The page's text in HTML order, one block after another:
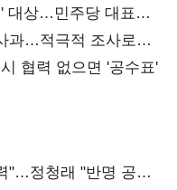
대상…민주당 대표로
과…적극적 조사로
협력 없으면 '공수표'
"…정청래 "반명 공세